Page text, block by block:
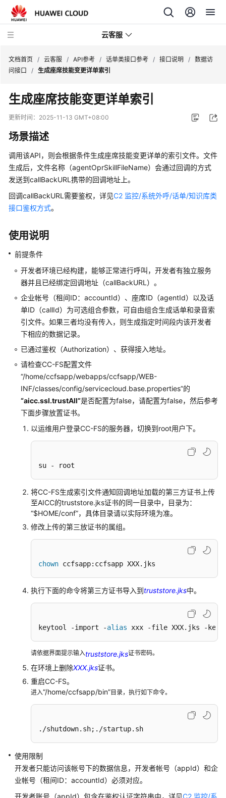
云客服
品
介
速
入
门
用
南
价
格
说
明
开
发
指
南
API
参
考
口
鉴
系
统
置
类
参
考
席
操
作
类
接
监
控
类
接
文档首页 / 云客服 / API参考 / 话单类接口参考 / 接口说明 / 数据访
问接口
/ 生成座席技能变更详单索引
生成座席技能变更详单索引
更新时间： 2025-11-13 GMT+08:00
场景描述
调用该API，则会根据条件生成座席技能变更详单的索引文件。文件
生成后，文件名称（agentOprSkillFileName）会通过回调的方式
发送到callBackURL携带的回调地址上。
回调callBackURL需要鉴权，详见C2 监控/系统外呼/话单/知识库类
接口鉴权方式。
使用说明
前提条件
开发者环境已经构建，能够正常进行呼叫，开发者有独立服务
器并且已经绑定回调地址（callBackURL）。
企业帐号（租间ID：accountId）、座席ID（agentId）以及话
单ID（callId）为可选组合参数，可自由组合生成话单和录音索
引文件。如果三者均没有传入，则生成指定时间段内该开发者
下相应的数据记录。
已通过鉴权（Authorization）、获得接入地址。
请检查CC-FS配置文件
“/home/ccfsapp/webapps/ccfsapp/WEB-
INF/classes/config/servicecloud.base.properties”的
“aicc.ssl.trustAll”是否配置为false，请配置为false，然后参考
下面步骤放置证书。
以运维用户登录CC-FS的服务器，切换到root用户下。
su - root
将CC-FS生成索引文件通知回调地址加载的第三方证书上传
至AICC的truststore.jks证书的同一目录中，目录为：
“$HOME/conf”，具体目录请以实际环境为准。
修改上传的第三放证书的属组。
chown ccfsapp:ccfsapp XXX.jks
执行下面的命令将第三方证书导入到truststore.jks中。
keytool -import -alias xxx -file XXX.jks -
请依据界面提示输入truststore.jks证书密码。
在环境上删除XXX.jks证书。
重启CC-FS。
进入“/home/ccfsapp/bin”目录，执行如下命令。
./shutdown.sh;./startup.sh
使用限制
开发者只能访问该帐号下的数据信息，开发者帐号（appId）和企
业帐号（租间ID：accountId）必须对应。
开发者账号（appId）包含在鉴权认证字符串中，详见C2 监控/系